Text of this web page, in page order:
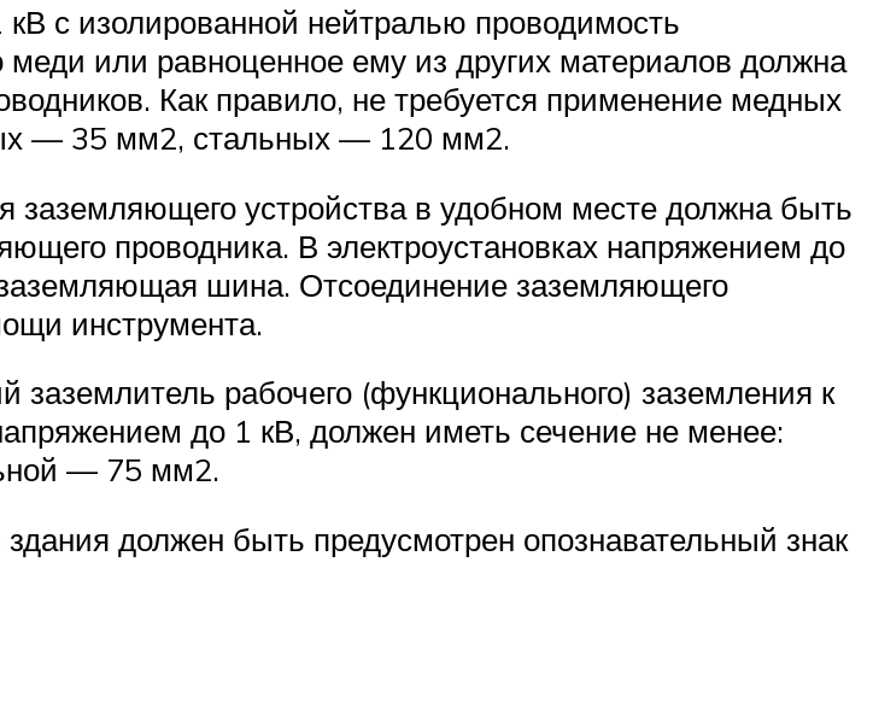
с изолированной нейтралью проводимость
или равноценное ему из других материалов должна
Как правило, не требуется применение медных
— 35 мм2, стальных — 120 мм2.
устройства в удобном месте должна быть
проводника. В электроустановках напряжением до
шина. Отсоединение заземляющего
инструмента.
рабочего (функционального) заземления к
до 1 кВ, должен иметь сечение не менее:
— 75 мм2.
должен быть предусмотрен опознавательный знак